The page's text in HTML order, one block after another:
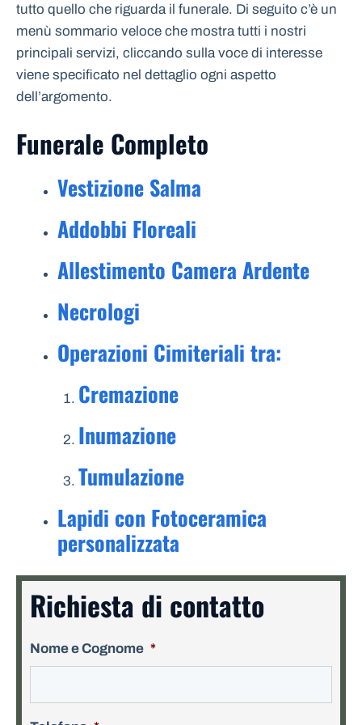
tutto quello che riguarda il funerale. Di seguito c’è un
menù sommario veloce che mostra tutti i nostri
principali servizi, cliccando sulla voce di interesse
viene specificato nel dettaglio ogni aspetto
dell’argomento.
Funerale Completo
Vestizione Salma
Addobbi Floreali
Allestimento Camera Ardente
Necrologi
Operazioni Cimiteriali tra:
Cremazione
Inumazione
Tumulazione
Lapidi con Fotoceramica
personalizzata
Richiesta di contatto
Nome e Cognome *